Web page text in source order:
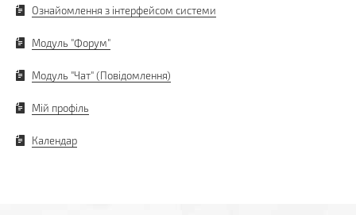
Ознайомлення з інтерфейсом системи
Модуль "Форум"
Модуль "Чат" (Повідомлення)
Мій профіль
Календар